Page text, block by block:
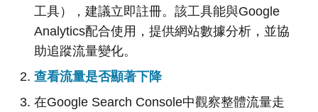
工具），建議立即註冊。該工具能與Google
Analytics配合使用，提供網站數據分析，並協
助追蹤流量變化。
查看流量是否顯著下降
在Google Search Console中觀察整體流量走